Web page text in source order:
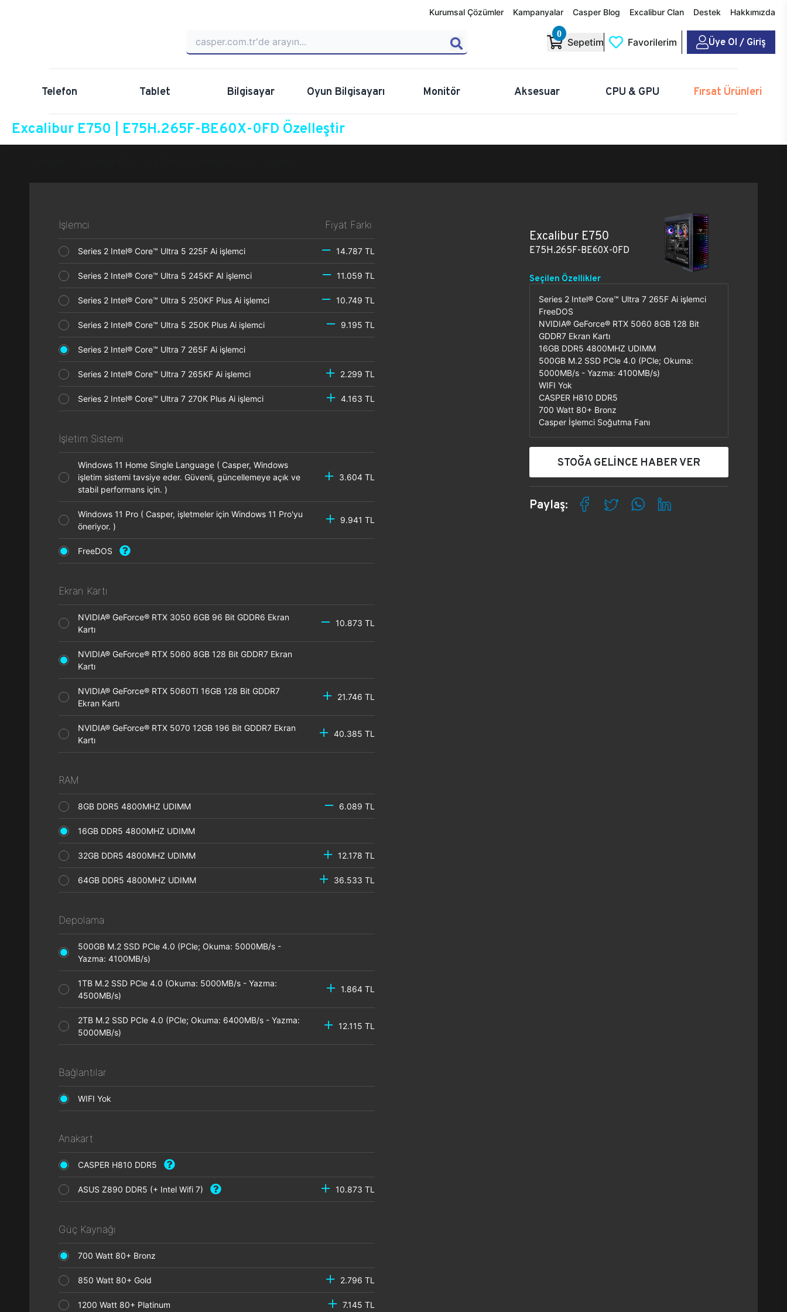
Kurumsal Çözümler Kampanyalar Casper Blog Excalibur Clan Destek Hakkımızda
0
Sepetim Favorilerim Üye Ol / Giriş
Telefon Tablet Bilgisayar Oyun Bilgisayarı Monitör Aksesuar CPU & GPU Fırsat Ürünleri
Excalibur E750 | E75H.265F-BE60X-0FD Özelleştir
İşlemci Fiyat Farkı
Series 2 Intel® Core™ Ultra 5 225F Ai işlemci 14.787 TL
Series 2 Intel® Core™ Ultra 5 245KF AI işlemci 11.059 TL
Series 2 Intel® Core™ Ultra 5 250KF Plus Ai işlemci 10.749 TL
Series 2 Intel® Core™ Ultra 5 250K Plus Ai işlemci 9.195 TL
Series 2 Intel® Core™ Ultra 7 265F Ai işlemci
Series 2 Intel® Core™ Ultra 7 265KF Ai işlemci 2.299 TL
Series 2 Intel® Core™ Ultra 7 270K Plus Ai işlemci 4.163 TL
İşletim Sistemi
Windows 11 Home Single Language ( Casper, Windows
işletim sistemi tavsiye eder. Güvenli, güncellemeye açık ve
stabil performans için. )
3.604 TL
Windows 11 Pro ( Casper, işletmeler için Windows 11 Pro'yu
öneriyor. )
9.941 TL
FreeDOS
Ekran Kartı
NVIDIA® GeForce® RTX 3050 6GB 96 Bit GDDR6 Ekran
Kartı
10.873 TL
NVIDIA® GeForce® RTX 5060 8GB 128 Bit GDDR7 Ekran
Kartı
NVIDIA® GeForce® RTX 5060TI 16GB 128 Bit GDDR7
Ekran Kartı
21.746 TL
NVIDIA® GeForce® RTX 5070 12GB 196 Bit GDDR7 Ekran
Kartı
40.385 TL
RAM
8GB DDR5 4800MHZ UDIMM 6.089 TL
16GB DDR5 4800MHZ UDIMM
32GB DDR5 4800MHZ UDIMM 12.178 TL
64GB DDR5 4800MHZ UDIMM 36.533 TL
Depolama
500GB M.2 SSD PCle 4.0 (PCle; Okuma: 5000MB/s -
Yazma: 4100MB/s)
1TB M.2 SSD PCle 4.0 (Okuma: 5000MB/s - Yazma:
4500MB/s)
1.864 TL
2TB M.2 SSD PCle 4.0 (PCle; Okuma: 6400MB/s - Yazma:
5000MB/s)
12.115 TL
Bağlantılar
WIFI Yok
Anakart
CASPER H810 DDR5
ASUS Z890 DDR5 (+ Intel Wifi 7) 10.873 TL
Güç Kaynağı
700 Watt 80+ Bronz
850 Watt 80+ Gold 2.796 TL
1200 Watt 80+ Platinum 7.145 TL
Excalibur E750
E75H.265F-BE60X-0FD
Seçilen Özellikler
Series 2 Intel® Core™ Ultra 7 265F Ai işlemci
FreeDOS
NVIDIA® GeForce® RTX 5060 8GB 128 Bit
GDDR7 Ekran Kartı
16GB DDR5 4800MHZ UDIMM
500GB M.2 SSD PCle 4.0 (PCle; Okuma:
5000MB/s - Yazma: 4100MB/s)
WIFI Yok
CASPER H810 DDR5
700 Watt 80+ Bronz
Casper İşlemci Soğutma Fanı
STOĞA GELİNCE HABER VER
Paylaş: